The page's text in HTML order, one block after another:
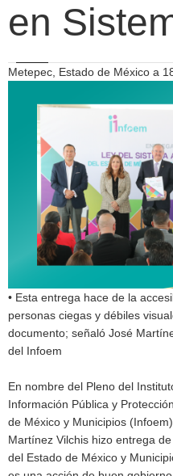
en
Metepec, Estado de México a
• Esta entrega hace de la
personas ciegas y débiles
documento; señaló José
del Infoem
En nombre del Pleno del
Información Pública y
de México y Municipios
Martínez Vilchis hizo entrega
del Estado de México y